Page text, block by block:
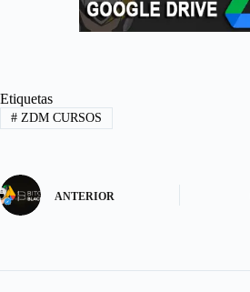
Etiquetas
#ZDM CURSOS
ANTERIOR